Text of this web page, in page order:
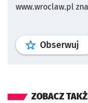
www.wroclaw.pl
Obserwuj
ZOBACZ